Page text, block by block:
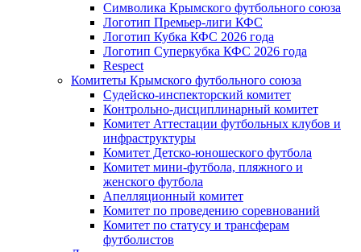
Символика Крымского футбольного союза
Логотип Премьер-лиги КФС
Логотип Кубка КФС 2026 года
Логотип Суперкубка КФС 2026 года
Respect
Комитеты Крымского футбольного союза
Судейско-инспекторский комитет
Контрольно-дисциплинарный комитет
Комитет Аттестации футбольных клубов и
инфраструктуры
Комитет Детско-юношеского футбола
Комитет мини-футбола, пляжного и
женского футбола
Апелляционный комитет
Комитет по проведению соревнований
Комитет по статусу и трансферам
футболистов